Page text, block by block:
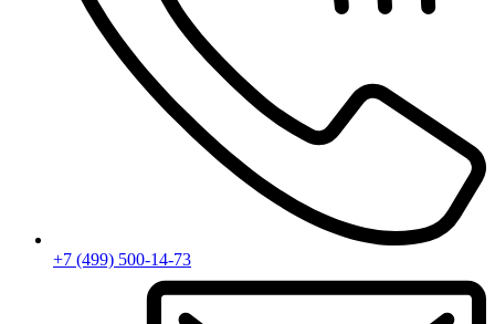
+7 (499) 500-14-73